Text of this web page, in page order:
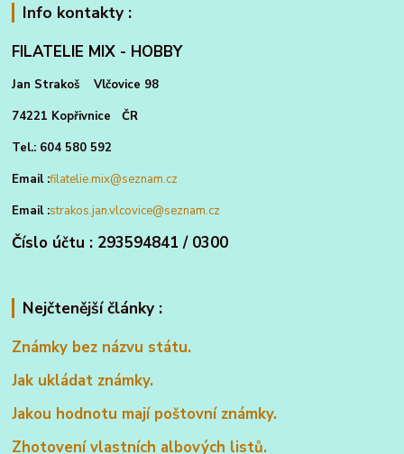
Info kontakty :
FILATELIE MIX - HOBBY
Jan Strakoš Vlčovice 98
74221 Kopřivnice ČR
Tel.: 604 580 592
Email :filatelie.mix@seznam.cz
Email :strakos.jan.vlcovice@seznam.cz
Číslo účtu : 293594841 / 0300
Nejčtenější články :
Známky bez názvu státu.
Jak ukládat známky.
Jakou hodnotu mají poštovní známky.
Zhotovení vlastních albových listů.